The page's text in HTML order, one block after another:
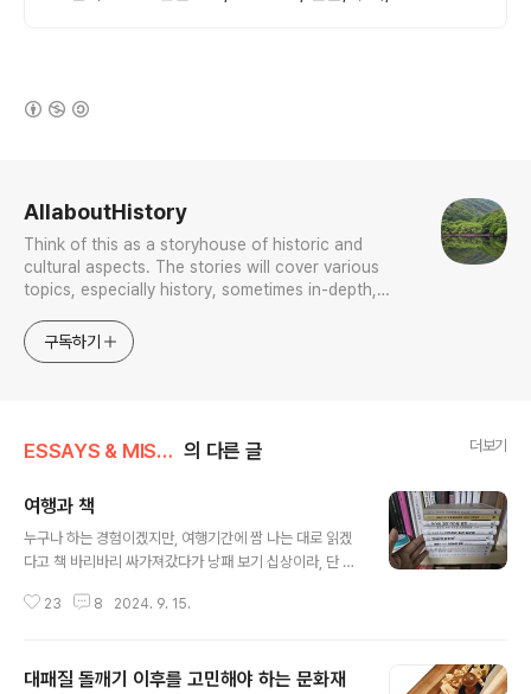
AllaboutHistory
Think of this as a storyhouse of historic and
cultural aspects. The stories will cover various
topics, especially history, sometimes in-depth,
approach will be to resist any common sense or
generalized viewpoint
구독하기
ESSAYS & MISCELLANIES 의 다른 글 더보기
여행과 책
누구나 하는 경험이겠지만, 여행기간에 짬 나는 대로 읽겠
다고 책 바리바리 싸가져갔다가 낭패 보기 십상이라, 단 한
마음이 따로 놀기 마련이라. 이런 환상을 심어주는 가장 큰
러 앉아 배낭 공구고서는 책을 읽는 장면이 그런 대로 와 여
23 8 2024. 9. 15.
대패질 돌깨기 이후를 고민해야 하는 문화재